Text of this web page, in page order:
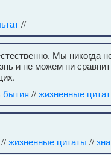
//
Мы
и не можем ни
бытия //жизненные
//жизненные цитаты //